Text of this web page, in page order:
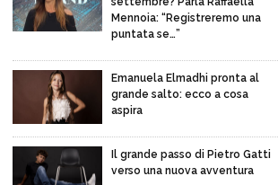
Mennoia: “Registreremo una
puntata se…”
Emanuela Elmadhi pronta al
grande salto: ecco a cosa
aspira
Il grande passo di Pietro Gatti
verso una nuova avventura